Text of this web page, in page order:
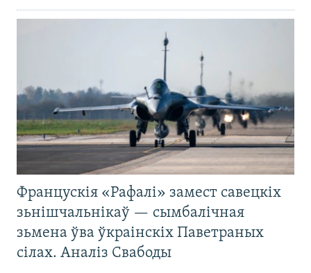
Францускія «Рафалі» замест савецкіх
зьнішчальнікаў — сымбалічная
зьмена ўва ўкраінскіх Паветраных
сілах. Аналіз Свабоды